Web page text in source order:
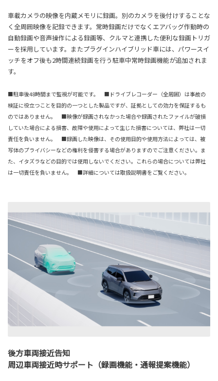
車載カメラの映像を内蔵メモリに録画。別のカメラを後付けすることな
く全周囲映像を記録できます。常時録画だけでなくエアバッグ作動時の
自動録画や音声操作による録画等、クルマと連携した便利な録画トリガ
ーを採用しています。またプラグインハイブリッド車には、パワースイ
ッチをオフ後も2時間連続録画を行う駐車中常時録画機能が追加されま
す。
■駐車後48時間まで監視が可能です。 ■ドライブレコーダー（全周囲）は事故の
検証に役立つことを目的の一つとした製品ですが、証拠としての効力を保証するも
のではありません。 ■映像が録画されなかった場合や録画されたファイルが破損
していた場合による損害、故障や使用によって生じた損害については、弊社は一切
責任を負いません。 ■録画した映像は、その使用目的や使用方法によっては、被
写体のプライバシーなどの権利を侵害する場合がありますのでご注意ください。ま
た、イタズラなどの目的では使用しないでください。これらの場合については弊社
は一切責任を負いません。 ■詳細については取扱説明書をご覧ください。
後方車両接近告知
周辺車両接近時サポート（録画機能・通報提案機能）